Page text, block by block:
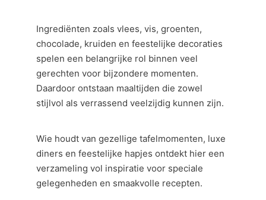
Ingrediënten zoals vlees, vis, groenten,
chocolade, kruiden en feestelijke decoraties
spelen een belangrijke rol binnen veel
gerechten voor bijzondere momenten.
Daardoor ontstaan maaltijden die zowel
stijlvol als verrassend veelzijdig kunnen zijn.
Wie houdt van gezellige tafelmomenten, luxe
diners en feestelijke hapjes ontdekt hier een
verzameling vol inspiratie voor speciale
gelegenheden en smaakvolle recepten.